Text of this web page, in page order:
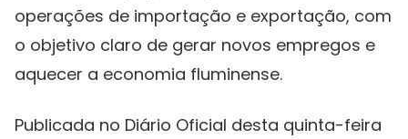
operações de importação e exportação, com
o objetivo claro de gerar novos empregos e
aquecer a economia fluminense.
Publicada no Diário Oficial desta quinta-feira